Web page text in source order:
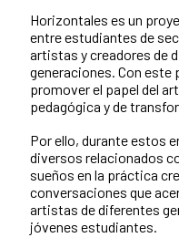
Horizontales es un
entre estudiantes de
artistas y creadores de
generaciones. Con este
promover el papel del
pedagógica y de
Por ello, durante estos
diversos relacionados
sueños en la práctica
conversaciones que
artistas de diferentes
jóvenes estudiantes.